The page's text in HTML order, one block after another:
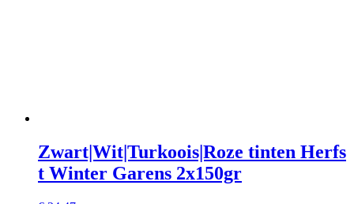
Zwart|Wit|Turkoois|Roze tinten Herfs
t Winter Garens 2x150gr